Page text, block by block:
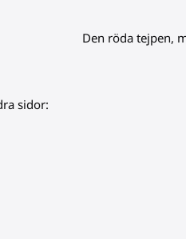
Den röda tejpen,
sidor: